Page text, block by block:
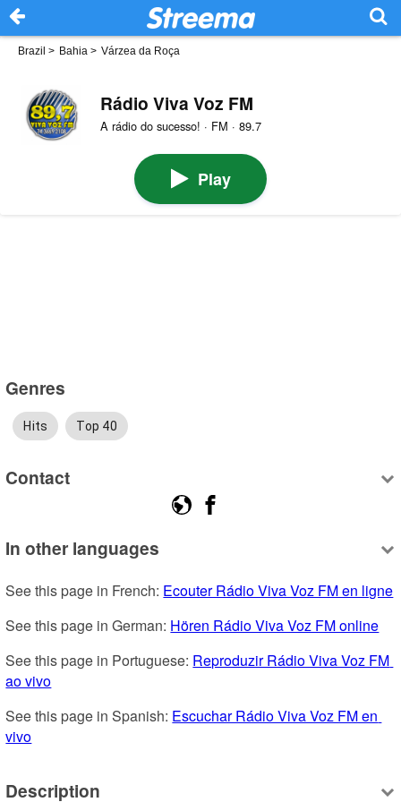
Brazil > Bahia > Várzea da Roça
Rádio Viva Voz FM
A rádio do sucesso! · FM · 89.7
Play
Genres
Hits Top 40
Contact
In other languages
See this page in French: Ecouter Rádio Viva Voz FM en ligne
See this page in German: Hören Rádio Viva Voz FM online
See this page in Portuguese: Reproduzir Rádio Viva Voz FM
ao vivo
See this page in Spanish: Escuchar Rádio Viva Voz FM en
vivo
Description